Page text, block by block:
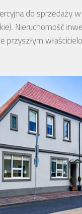
do sprzedaży
Nieruchomość
przyszłym